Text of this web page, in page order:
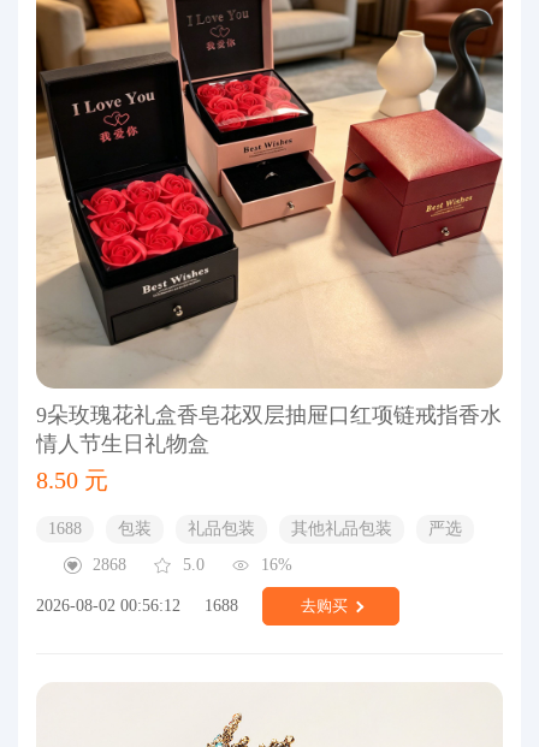
9朵玫瑰花礼盒香皂花双层抽屉口红项链戒指香水
情人节生日礼物盒
8.50 元
1688 包装 礼品包装 其他礼品包装
严选
2868
5.0 16%
2026-08-02 00:56:12 1688 去购买